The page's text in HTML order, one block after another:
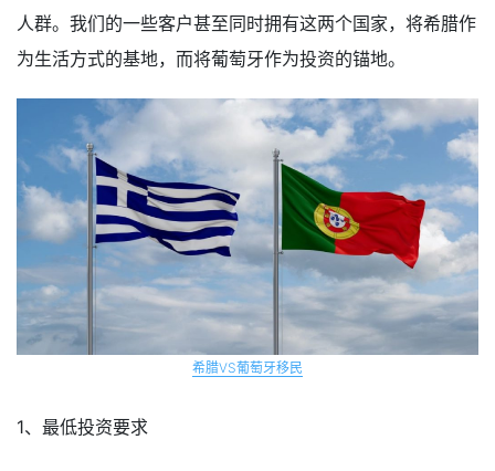
人群。我们的一些客户甚至同时拥有这两个国家，将希腊作
为生活方式的基地，而将葡萄牙作为投资的锚地。
希腊VS葡萄牙移民
1、最低投资要求